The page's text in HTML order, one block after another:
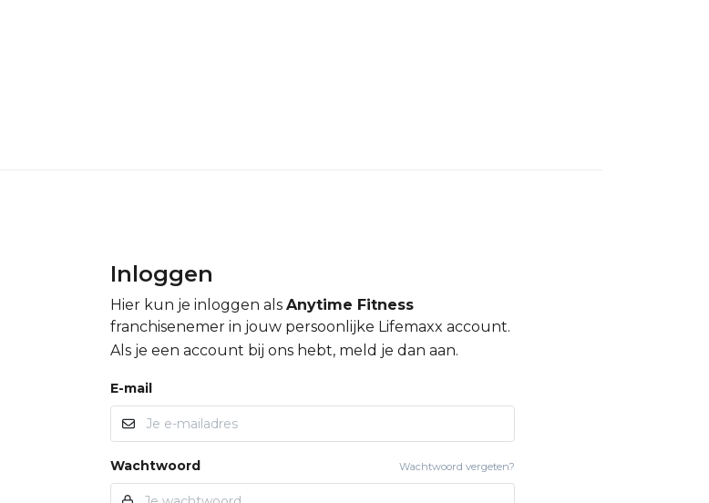
Inloggen
Hier kun je inloggen als Anytime Fitness
franchisenemer in jouw persoonlijke Lifemaxx account.
Als je een account bij ons hebt, meld je dan aan.
E-mail
Wachtwoord Wachtwoord vergeten?